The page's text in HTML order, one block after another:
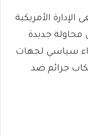
الإدارة الأمريكية
جديدة
سياسي لجهات
جرائم ضد